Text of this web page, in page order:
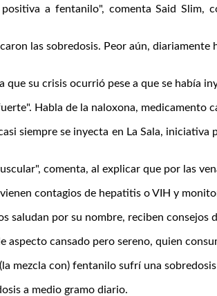
a fentanilo", comenta Said Slim,
las sobredosis. Peor aún,
su crisis ocurrió pese a que se había
Habla de la naloxona,
siempre se inyecta en La Sala,
comenta, al explicar que por las
contagios de hepatitis o VIH y
saludan por su nombre, reciben
cansado pero sereno, quien
mezcla con) fentanilo sufrí una
a medio gramo diario.